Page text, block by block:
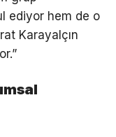
ediyor hem de o
Karayalçın